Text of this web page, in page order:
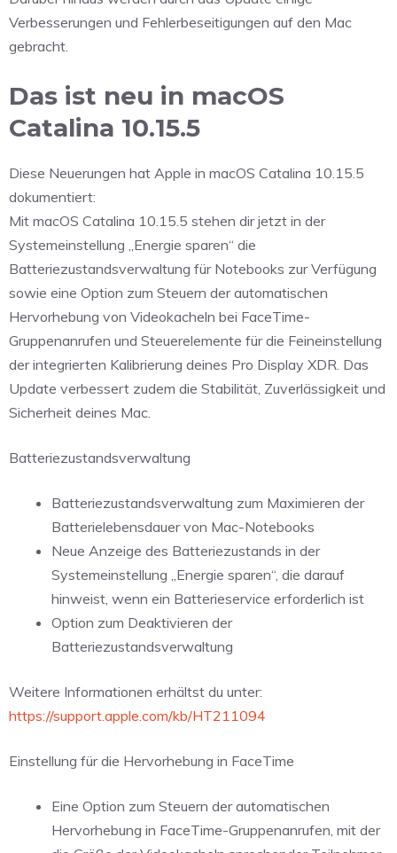
Verbesserungen und Fehlerbeseitigungen auf den Mac
gebracht.
Das ist neu in macOS
Catalina 10.15.5
Diese Neuerungen hat Apple in macOS Catalina 10.15.5
dokumentiert:
Mit macOS Catalina 10.15.5 stehen dir jetzt in der
Systemeinstellung „Energie sparen“ die
Batteriezustandsverwaltung für Notebooks zur Verfügung
sowie eine Option zum Steuern der automatischen
Hervorhebung von Videokacheln bei FaceTime-
Gruppenanrufen und Steuerelemente für die Feineinstellung
der integrierten Kalibrierung deines Pro Display XDR. Das
Update verbessert zudem die Stabilität, Zuverlässigkeit und
Sicherheit deines Mac.
Batteriezustandsverwaltung
Batteriezustandsverwaltung zum Maximieren der
Batterielebensdauer von Mac-Notebooks
Neue Anzeige des Batteriezustands in der
Systemeinstellung „Energie sparen“, die darauf
hinweist, wenn ein Batterieservice erforderlich ist
Option zum Deaktivieren der
Batteriezustandsverwaltung
Weitere Informationen erhältst du unter:
https://support.apple.com/kb/HT211094
Einstellung für die Hervorhebung in FaceTime
Eine Option zum Steuern der automatischen
Hervorhebung in FaceTime-Gruppenanrufen, mit der